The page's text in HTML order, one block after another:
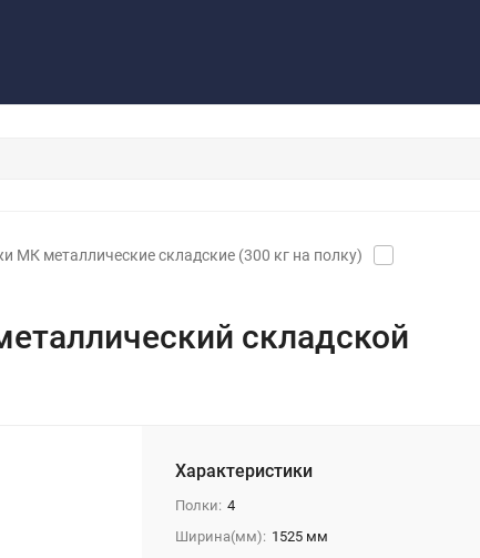
МК металлические складские (300 кг на полку)
складской
Характеристики
Полки: 4
Ширина(мм): 1525 мм